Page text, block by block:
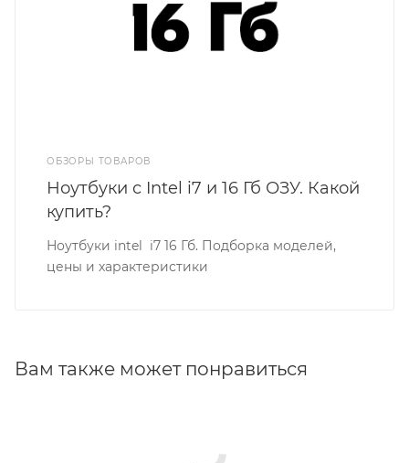
ОБЗОРЫ ТОВАРОВ
Ноутбуки с Intel i7 и 16 Гб ОЗУ. Какой
купить?
Ноутбуки intel i7 16 Гб. Подборка моделей,
цены и характеристики
Вам также может понравиться